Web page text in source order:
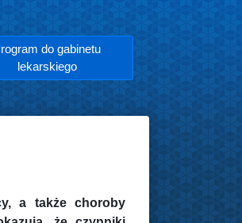
do gabinetu
lekarskiego
a także choroby